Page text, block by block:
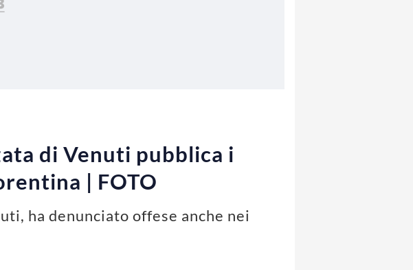
di Venuti pubblica i
| FOTO
ha denunciato offese anche nei